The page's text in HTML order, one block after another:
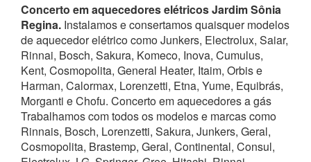
Concerto em aquecedores elétricos Jardim Sônia
Regina. Instalamos e consertamos quaisquer modelos
de aquecedor elétrico como Junkers, Electrolux, Saiar,
Rinnai, Bosch, Sakura, Komeco, Inova, Cumulus,
Kent, Cosmopolita, General Heater, Itaim, Orbis e
Harman, Calormax, Lorenzetti, Etna, Yume, Equibrás,
Morganti e Chofu. Concerto em aquecedores a gás
Trabalhamos com todos os modelos e marcas como
Rinnais, Bosch, Lorenzetti, Sakura, Junkers, Geral,
Cosmopolita, Brastemp, Geral, Continental, Consul,